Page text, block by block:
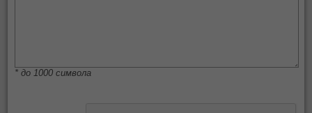
* до 1000 символа